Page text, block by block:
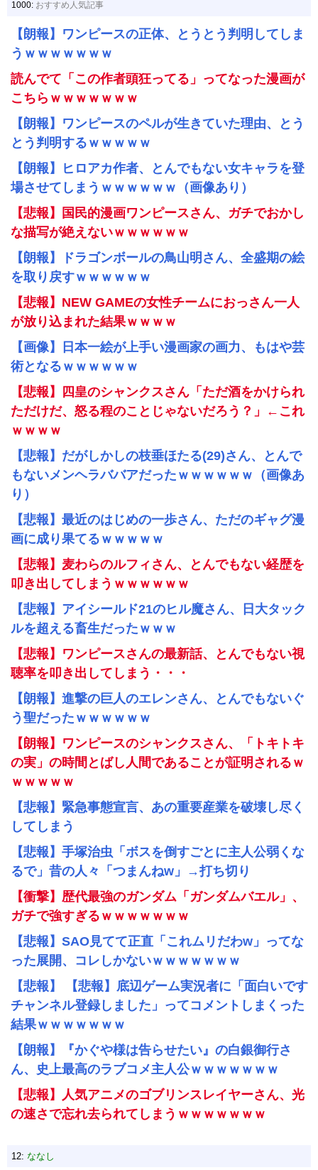
1000: おすすめ人気記事
【朗報】ワンピースの正体、とうとう判明してしま
うｗｗｗｗｗｗｗ
読んでて「この作者頭狂ってる」ってなった漫画が
こちらｗｗｗｗｗｗｗ
【朗報】ワンピースのペルが生きていた理由、とう
とう判明するｗｗｗｗｗ
【朗報】ヒロアカ作者、とんでもない女キャラを登
場させてしまうｗｗｗｗｗｗ（画像あり）
【悲報】国民的漫画ワンピースさん、ガチでおかし
な描写が絶えないｗｗｗｗｗｗ
【朗報】ドラゴンボールの鳥山明さん、全盛期の絵
を取り戻すｗｗｗｗｗｗ
【悲報】NEW GAMEの女性チームにおっさん一人
が放り込まれた結果ｗｗｗｗ
【画像】日本一絵が上手い漫画家の画力、もはや芸
術となるｗｗｗｗｗｗ
【悲報】四皇のシャンクスさん「ただ酒をかけられ
ただけだ、怒る程のことじゃないだろう？」←これ
ｗｗｗｗ
【悲報】だがしかしの枝垂ほたる(29)さん、とんで
もないメンヘラババアだったｗｗｗｗｗｗ（画像あ
り）
【悲報】最近のはじめの一歩さん、ただのギャグ漫
画に成り果てるｗｗｗｗｗ
【悲報】麦わらのルフィさん、とんでもない経歴を
叩き出してしまうｗｗｗｗｗｗ
【悲報】アイシールド21のヒル魔さん、日大タック
ルを超える畜生だったｗｗｗ
【悲報】ワンピースさんの最新話、とんでもない視
聴率を叩き出してしまう・・・
【朗報】進撃の巨人のエレンさん、とんでもないぐ
う聖だったｗｗｗｗｗｗ
【朗報】ワンピースのシャンクスさん、「トキトキ
の実」の時間とばし人間であることが証明されるｗ
ｗｗｗｗｗ
【悲報】緊急事態宣言、あの重要産業を破壊し尽く
してしまう
【悲報】手塚治虫「ボスを倒すごとに主人公弱くな
るで」昔の人々「つまんねw」→打ち切り
【衝撃】歴代最強のガンダム「ガンダムバエル」、
ガチで強すぎるｗｗｗｗｗｗｗ
【悲報】SAO見てて正直「これムリだわw」ってな
った展開、コレしかないｗｗｗｗｗｗｗ
【悲報】 【悲報】底辺ゲーム実況者に「面白いです
チャンネル登録しました」ってコメントしまくった
結果ｗｗｗｗｗｗｗ
【朗報】『かぐや様は告らせたい』の白銀御行さ
ん、史上最高のラブコメ主人公ｗｗｗｗｗｗｗ
【悲報】人気アニメのゴブリンスレイヤーさん、光
の速さで忘れ去られてしまうｗｗｗｗｗｗｗ
12: ななし